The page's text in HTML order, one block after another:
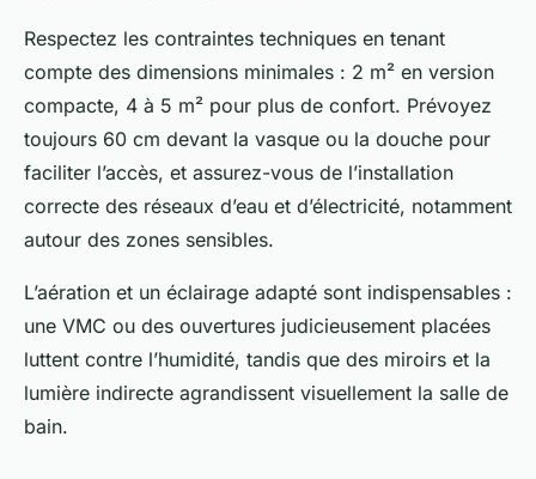
Respectez les contraintes techniques en tenant
compte des dimensions minimales : 2 m² en version
compacte, 4 à 5 m² pour plus de confort. Prévoyez
toujours 60 cm devant la vasque ou la douche pour
faciliter l’accès, et assurez-vous de l’installation
correcte des réseaux d’eau et d’électricité, notamment
autour des zones sensibles.
L’aération et un éclairage adapté sont indispensables :
une VMC ou des ouvertures judicieusement placées
luttent contre l’humidité, tandis que des miroirs et la
lumière indirecte agrandissent visuellement la salle de
bain.